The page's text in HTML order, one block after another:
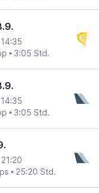
14:35
3:05 Std.
14:35
3:05 Std.
21:20
25:20 Std.